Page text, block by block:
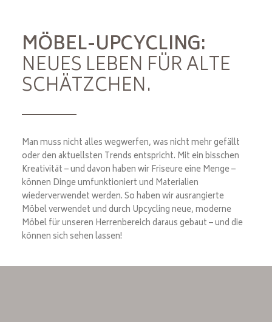
MÖBEL-UPCYCLING:
NEUES LEBEN FÜR ALTE
SCHÄTZCHEN.
Man muss nicht alles wegwerfen, was nicht mehr gefällt
oder den aktuellsten Trends entspricht. Mit ein bisschen
Kreativität – und davon haben wir Friseure eine Menge –
können Dinge umfunktioniert und Materialien
wiederverwendet werden. So haben wir ausrangierte
Möbel verwendet und durch Upcycling neue, moderne
Möbel für unseren Herrenbereich daraus gebaut – und die
können sich sehen lassen!